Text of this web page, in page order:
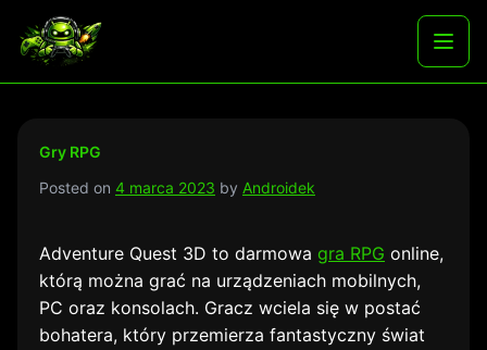
content
Najlepsze darmowe gry i aplikacje na androida
menu
Gry RPG
Posted on 4 marca 2023 by Androidek
Adventure Quest 3D to darmowa gra RPG online,
którą można grać na urządzeniach mobilnych,
PC oraz konsolach. Gracz wciela się w postać
bohatera, który przemierza fantastyczny świat